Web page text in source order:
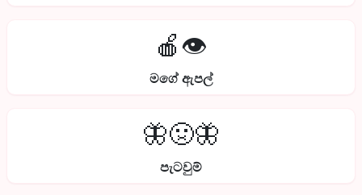
🍎👁️
මගේ ඇපල්
🦋🤢🦋
පැටවුම්